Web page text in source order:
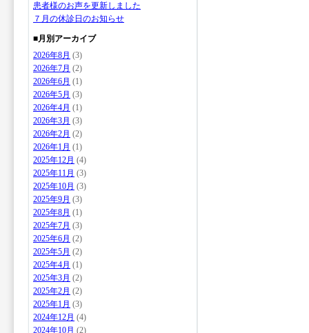
患者様のお声を更新しました
７月の休診日のお知らせ
■月別アーカイブ
2026年8月 (3)
2026年7月 (2)
2026年6月 (1)
2026年5月 (3)
2026年4月 (1)
2026年3月 (3)
2026年2月 (2)
2026年1月 (1)
2025年12月 (4)
2025年11月 (3)
2025年10月 (3)
2025年9月 (3)
2025年8月 (1)
2025年7月 (3)
2025年6月 (2)
2025年5月 (2)
2025年4月 (1)
2025年3月 (2)
2025年2月 (2)
2025年1月 (3)
2024年12月 (4)
2024年10月 (2)